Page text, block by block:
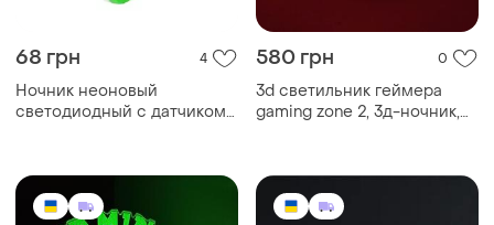
68 грн 4
Ночник неоновый
светодиодный с датчиком
580 грн 0
3d светильник геймера
gaming zone 2, 3д-ночник,
геймеру